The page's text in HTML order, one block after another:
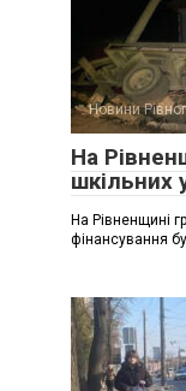
Новини
На
шкільних
На Рівненщині
фінансування